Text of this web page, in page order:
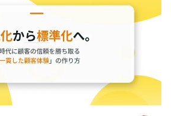
セミナー
メルマガ登録
相談する